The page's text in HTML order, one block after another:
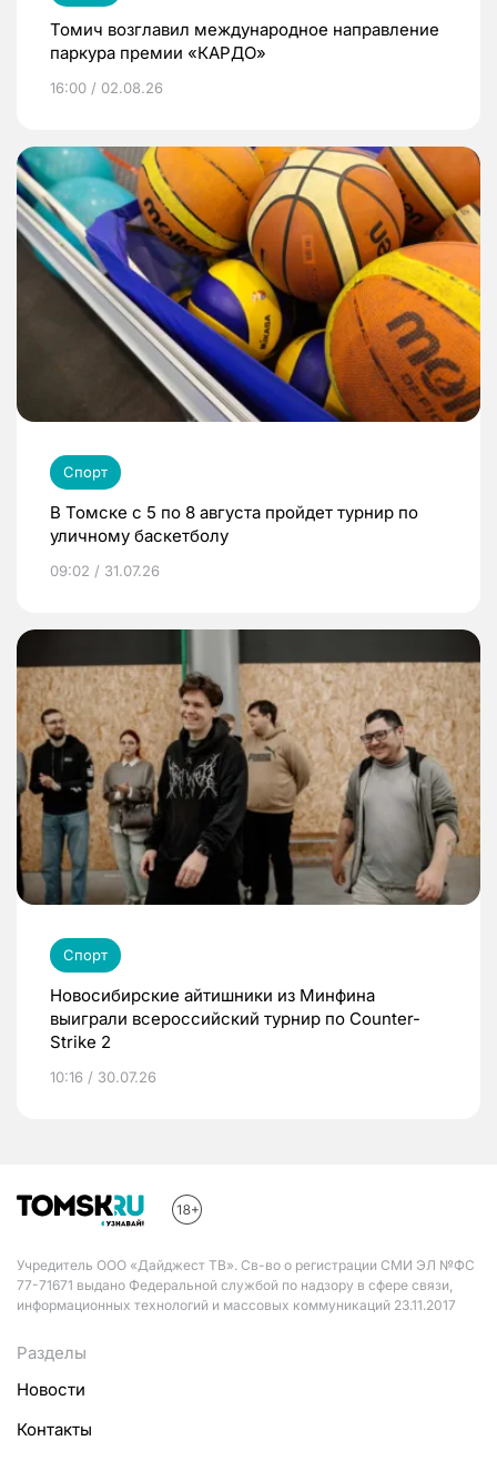
Томич возглавил международное направление
паркура премии «КАРДО»
16:00 / 02.08.26
Спорт
В Томске с 5 по 8 августа пройдет турнир по
уличному баскетболу
09:02 / 31.07.26
Спорт
Новосибирские айтишники из Минфина
выиграли всероссийский турнир по Counter-
Strike 2
10:16 / 30.07.26
Учредитель ООО «Дайджест ТВ». Св-во о регистрации СМИ ЭЛ №ФС
77-71671 выдано Федеральной службой по надзору в сфере связи,
информационных технологий и массовых коммуникаций 23.11.2017
Разделы
Новости
Контакты